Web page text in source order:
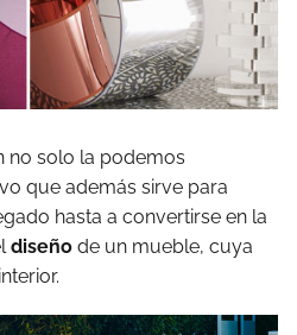
no solo la podemos
que además sirve para
hasta a convertirse en la
diseño de un mueble, cuya